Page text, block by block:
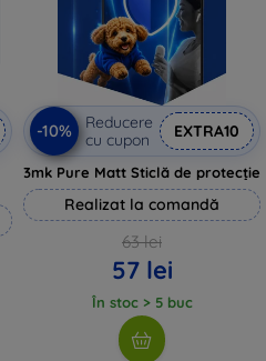
-10%
Reducere
cu cupon
EXTRA10
3mk Pure Matt Sticlă de protecție
Realizat la comandă
63 lei
57 lei
În stoc > 5 buc